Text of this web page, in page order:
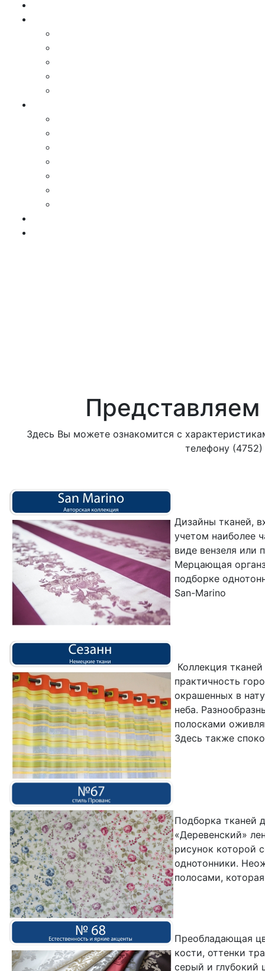
Здесь Вы можете ознакомится с
телефону
Дизайны тканей,
учетом наиболее
виде вензеля или
Мерцающая
подборке
San-Marino
Коллекция
практичность
окрашенных в
неба.
полосками
Здесь также
Подборка тканей
«Деревенский»
рисунок которой
однотонники.
полосами,
Преобладающая
кости, оттенки
серый и глубокий